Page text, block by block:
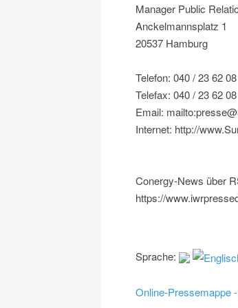
Manager Public
Anckelmannsplatz 1
20537 Hamburg
Telefon: 040 / 23 62
Telefax: 040 / 23 62
Email:
Internet: http://
Conergy-News über
https://
Sprache:
Online-Pressemappe